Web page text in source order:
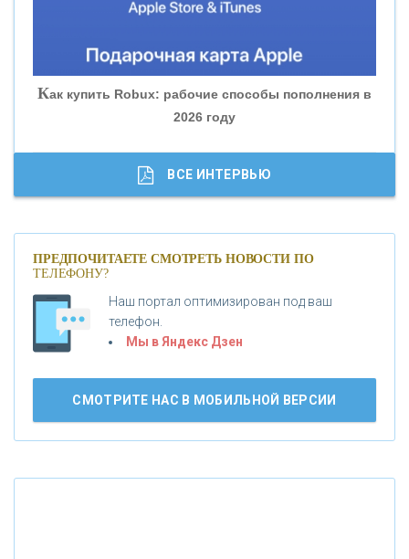
«БАНК ГЛОБЭКС»
«СОВКОМБАНК»
«ГАЗПРОМБАНК»
«МОСКОВСКИЙ КРЕДИТНЫЙ БАНК»
«БАНК ВОЗРОЖДЕНИЕ»
АО «КРЕДИТ ЕВРОПА БАНК»
Как купить Robux: рабочие способы пополнения в
2026 году
Банки.ру обновил логотип впервые за 19 лет -
ВСЕ ИНТЕРВЬЮ
ПРЕДПОЧИТАЕТЕ СМОТРЕТЬ НОВОСТИ ПО
ТЕЛЕФОНУ?
Наш портал оптимизирован под ваш
телефон.
Мы в Яндекс Дзен
СМОТРИТЕ НАС В МОБИЛЬНОЙ ВЕРСИИ